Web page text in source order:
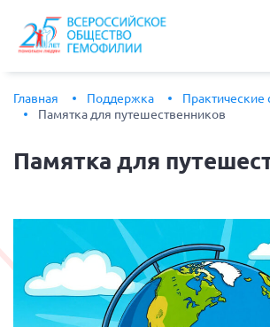
Главная Поддержка
Практические
Памятка для путешественников
Памятка для